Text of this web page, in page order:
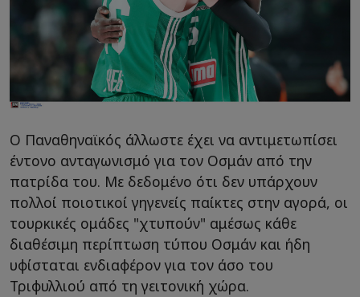
Ο Παναθηναϊκός άλλωστε έχει να αντιμετωπίσει
έντονο ανταγωνισμό για τον Οσμάν από την
πατρίδα του. Με δεδομένο ότι δεν υπάρχουν
πολλοί ποιοτικοί γηγενείς παίκτες στην αγορά, οι
τουρκικές ομάδες "χτυπούν" αμέσως κάθε
διαθέσιμη περίπτωση τύπου Οσμάν και ήδη
υφίσταται ενδιαφέρον για τον άσο του
Τριφυλλιού από τη γειτονική χώρα.